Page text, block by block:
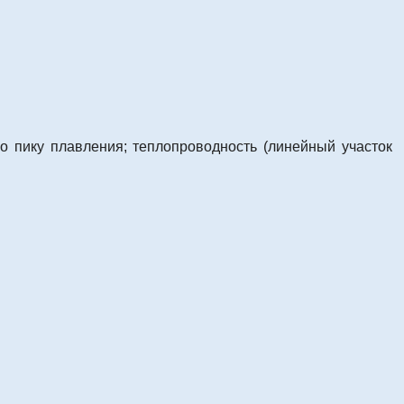
плавления; теплопроводность (линейный участок